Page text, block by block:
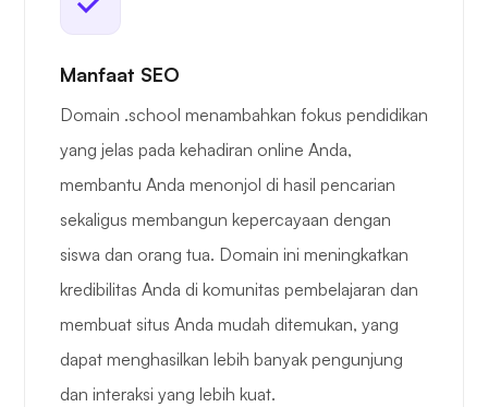
Manfaat SEO
Domain .school menambahkan fokus pendidikan
yang jelas pada kehadiran online Anda,
membantu Anda menonjol di hasil pencarian
sekaligus membangun kepercayaan dengan
siswa dan orang tua. Domain ini meningkatkan
kredibilitas Anda di komunitas pembelajaran dan
membuat situs Anda mudah ditemukan, yang
dapat menghasilkan lebih banyak pengunjung
dan interaksi yang lebih kuat.